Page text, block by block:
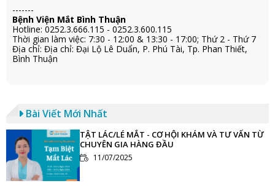
-------
Bệnh Viện Mắt Bình Thuận
Hotline: 0252.3.666.115 - 0252.3.600.115
Thời gian làm việc: 7:30 - 12:00 & 13:30 - 17:00; Thứ 2 - Thứ 7
Địa chỉ: Địa chỉ: Đại Lộ Lê Duẩn, P. Phú Tài, Tp. Phan Thiết,
Bình Thuận
Bài Viết Mới Nhất
TẬT LÁC/LÉ MẮT - CƠ HỘI KHÁM VÀ TƯ VẤN TỪ
CHUYÊN GIA HÀNG ĐẦU
11/07/2025